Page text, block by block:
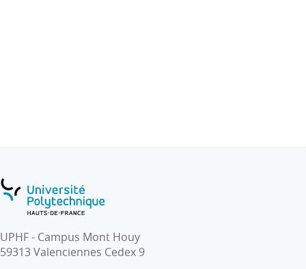
UPHF - Campus Mont Houy
59313 Valenciennes Cedex 9